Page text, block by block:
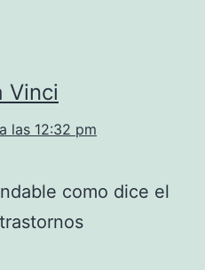
Vinci
las 12:32 pm
como dice el